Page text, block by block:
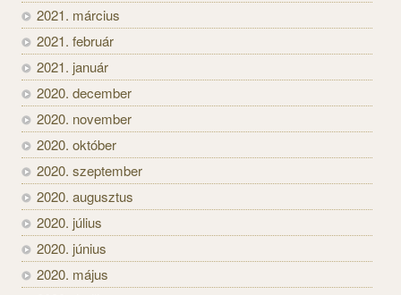
2021. március
2021. február
2021. január
2020. december
2020. november
2020. október
2020. szeptember
2020. augusztus
2020. július
2020. június
2020. május